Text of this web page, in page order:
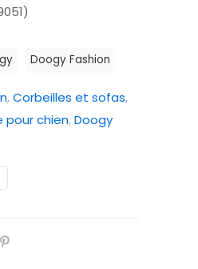
,Corbeilles et sofas,
pour chien,Doogy
Doogy Fashion